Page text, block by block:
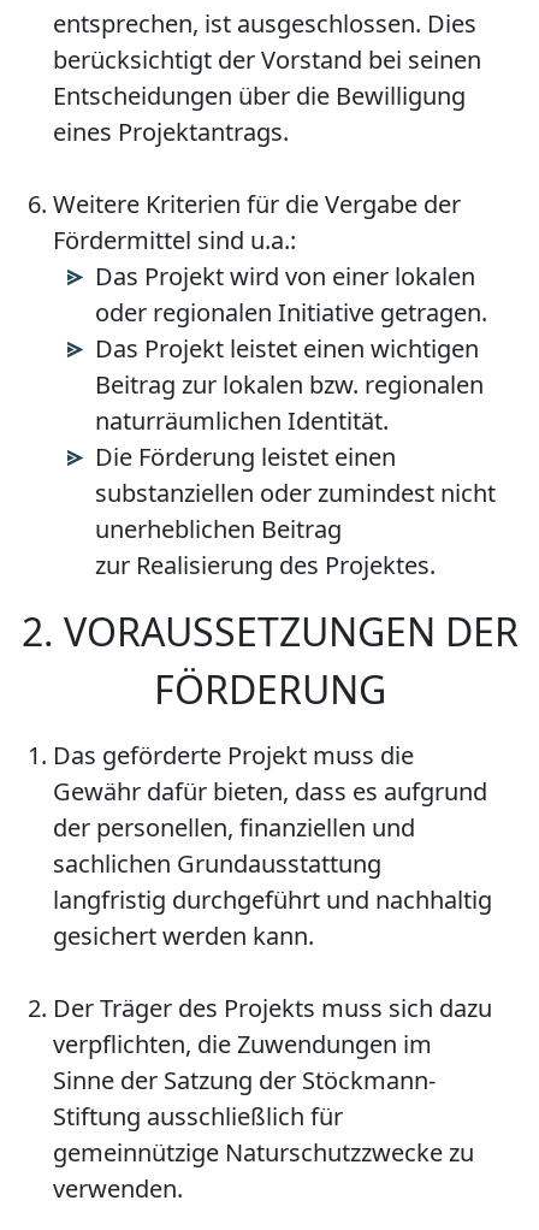
entsprechen, ist ausgeschlossen. Dies
berücksichtigt der Vorstand bei seinen
Entscheidungen über die Bewilligung
eines Projektantrags.
Weitere Kriterien für die Vergabe der
Fördermittel sind u.a.:
Das Projekt wird von einer lokalen
oder regionalen Initiative getragen.
Das Projekt leistet einen wichtigen
Beitrag zur lokalen bzw. regionalen
naturräumlichen Identität.
Die Förderung leistet einen
substanziellen oder zumindest nicht
unerheblichen Beitrag
zur Realisierung des Projektes.
2. VORAUSSETZUNGEN DER
FÖRDERUNG
Das geförderte Projekt muss die
Gewähr dafür bieten, dass es aufgrund
der personellen, finanziellen und
sachlichen Grundausstattung
langfristig durchgeführt und nachhaltig
gesichert werden kann.
Der Träger des Projekts muss sich dazu
verpﬂichten, die Zuwendungen im
Sinne der Satzung der Stöckmann-
Stiftung ausschließlich für
gemeinnützige Naturschutzzwecke zu
verwenden.